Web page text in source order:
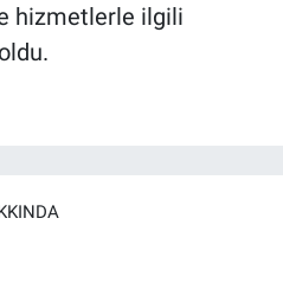
hizmetlerle ilgili